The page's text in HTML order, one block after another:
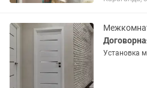
потолке -Грунтовка -
Установка